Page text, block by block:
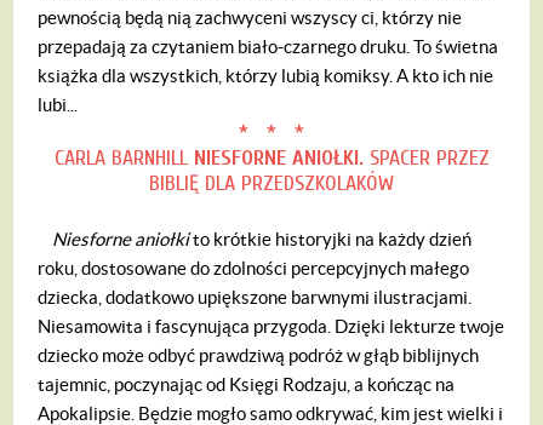
pewnością będą nią zachwyceni wszyscy ci, którzy nie
przepadają za czytaniem biało-czarnego druku. To świetna
książka dla wszystkich, którzy lubią komiksy. A kto ich nie
lubi...
* * *
CARLA BARNHILL NIESFORNE ANIOŁKI.SPACER PRZEZ
BIBLIĘ DLA PRZEDSZKOLAKÓW
Niesforne aniołkito krótkie historyjki na każdy dzień
roku, dostosowane do zdolności percepcyjnych małego
dziecka, dodatkowo upiększone barwnymi ilustracjami.
Niesamowita i fascynująca przygoda. Dzięki lekturze twoje
dziecko może odbyć prawdziwą podróż w głąb biblijnych
tajemnic, poczynając od Księgi Rodzaju, a kończąc na
Apokalipsie. Będzie mogło samo odkrywać, kim jest wielki i